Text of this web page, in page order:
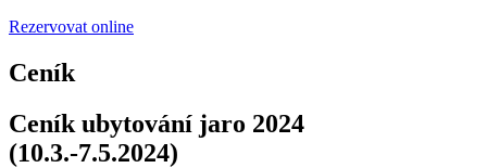
Rezervovat online
Ceník
Ceník ubytování jaro 2024
(10.3.-7.5.2024)